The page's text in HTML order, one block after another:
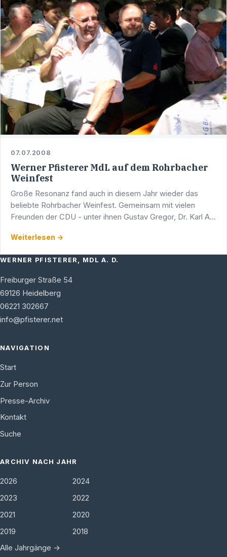
07.07.2008
Werner Pfisterer MdL auf dem Rohrbacher
Weinfest
Große Resonanz fand auch in diesem Jahr wieder das
beliebte Rohrbacher Weinfest. Gemeinsam mit vielen
Freunden der CDU - unter ihnen Gustav Gregor, Dr. Karl A.
Heidelberger …
Weiterlesen →
WERNER PFISTERER, MDL A. D.
Freiburger Straße 54
69126 Heidelberg
06221 302667
info@pfisterer.net
NAVIGATION
Start
Zur Person
Presse-Archiv
Kontakt
Suche
ARCHIV NACH JAHR
2026
2024
2023
2022
2021
2020
2019
2018
Alle Jahrgänge →